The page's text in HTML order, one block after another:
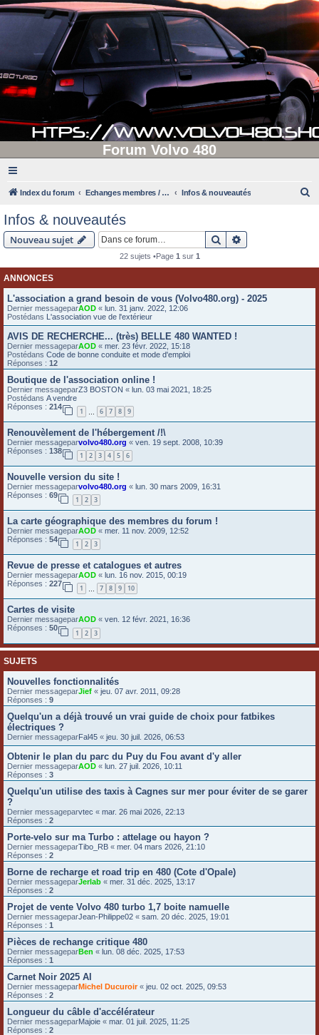
Forum Volvo 480
Index du forum Echanges membres / administrateurs Infos & nouveautés
e
Infos & nouveautés
Nouveau sujet Rechercher
22 sujets •Page 1 sur 1
ANNONCES
L'association a grand besoin de vous (Volvo480.org) - 2025
Dernier messageparAOD « lun. 31 janv. 2022, 12:06
Postédans L'association vue de l'extérieur
AVIS DE RECHERCHE... (très) BELLE 480 WANTED !
Dernier messageparAOD « mer. 23 févr. 2022, 15:18
Postédans Code de bonne conduite et mode d'emploi
Réponses : 12
Boutique de l'association online !
Dernier messageparZ3 BOSTON « lun. 03 mai 2021, 18:25
Postédans A vendre
Réponses : 214
1 … 6 7 8 9
Renouvèlement de l'hébergement /!\
Dernier messageparvolvo480.org « ven. 19 sept. 2008, 10:39
Réponses : 138
1 2 3 4 5 6
Nouvelle version du site !
Dernier messageparvolvo480.org « lun. 30 mars 2009, 16:31
Réponses : 69
1 2 3
La carte géographique des membres du forum !
Dernier messageparAOD « mer. 11 nov. 2009, 12:52
Réponses : 54
1 2 3
Revue de presse et catalogues et autres
Dernier messageparAOD « lun. 16 nov. 2015, 00:19
Réponses : 227
1 … 7 8 9 10
Cartes de visite
Dernier messageparAOD « ven. 12 févr. 2021, 16:36
Réponses : 50
1 2 3
SUJETS
Nouvelles fonctionnalités
Dernier messageparJief « jeu. 07 avr. 2011, 09:28
Réponses : 9
Quelqu'un a déjà trouvé un vrai guide de choix pour fatbikes
électriques ?
Dernier messageparFal45 « jeu. 30 juil. 2026, 06:53
Obtenir le plan du parc du Puy du Fou avant d'y aller
Dernier messageparAOD « lun. 27 juil. 2026, 10:11
Réponses : 3
Quelqu'un utilise des taxis à Cagnes sur mer pour éviter de se garer
?
Dernier messageparvtec « mar. 26 mai 2026, 22:13
Réponses : 2
Porte-velo sur ma Turbo : attelage ou hayon ?
Dernier messageparTibo_RB « mer. 04 mars 2026, 21:10
Réponses : 2
Borne de recharge et road trip en 480 (Cote d'Opale)
Dernier messageparJerlab « mer. 31 déc. 2025, 13:17
Réponses : 2
Projet de vente Volvo 480 turbo 1,7 boite namuelle
Dernier messageparJean-Philippe02 « sam. 20 déc. 2025, 19:01
Réponses : 1
Pièces de rechange critique 480
Dernier messageparBen « lun. 08 déc. 2025, 17:53
Réponses : 1
Carnet Noir 2025 Al
Dernier messageparMichel Ducuroir« jeu. 02 oct. 2025, 09:53
Réponses : 2
Longueur du câble d'accélérateur
Dernier messageparMajoie « mar. 01 juil. 2025, 11:25
Réponses : 2